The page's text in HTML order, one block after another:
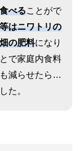
べることがで
はニワトリの
の肥料になり
で家庭内食料
減らせたら…
た。